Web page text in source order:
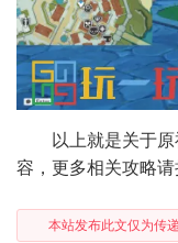
以上就是关于
容，更多相关攻略请
本站发布此文仅为传